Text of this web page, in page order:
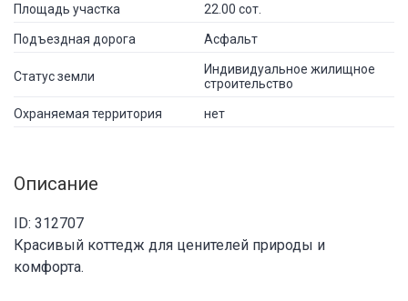
Площадь участка 22.00 сот.
Подъездная дорога Асфальт
Статус земли
Индивидуальное жилищное
строительство
Охраняемая территория нет
Описание
ID: 312707
Красивый коттедж для ценителей природы и
комфорта.